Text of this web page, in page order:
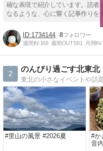
確な表現で紹介しています。読者
なるような、心に響く記事作りを
1734144 8
週間IN:168 週間OUT:581 月間IN:
2
のんびり過ごす北東北
#里山の風景 #2026夏
#か
音